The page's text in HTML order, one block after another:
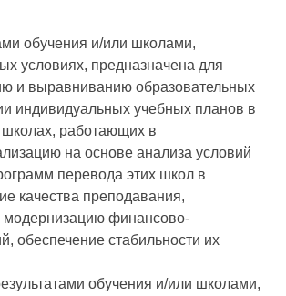
обучения и/или школами,
условиях, предназначена для
и выравниванию образовательных
индивидуальных учебных планов в
школах, работающих в
на основе анализа условий
перевода этих школ в
качества преподавания,
модернизацию финансово-
обеспечение стабильности их
обучения и/или школами,